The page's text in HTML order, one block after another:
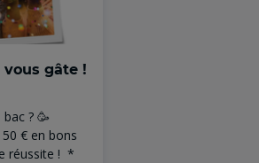
vous gâte !
? 🥳
€ en bons
réussite ! *